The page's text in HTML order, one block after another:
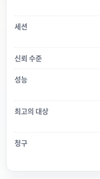
세션
신뢰 수준
성능
최고의 대상
청구